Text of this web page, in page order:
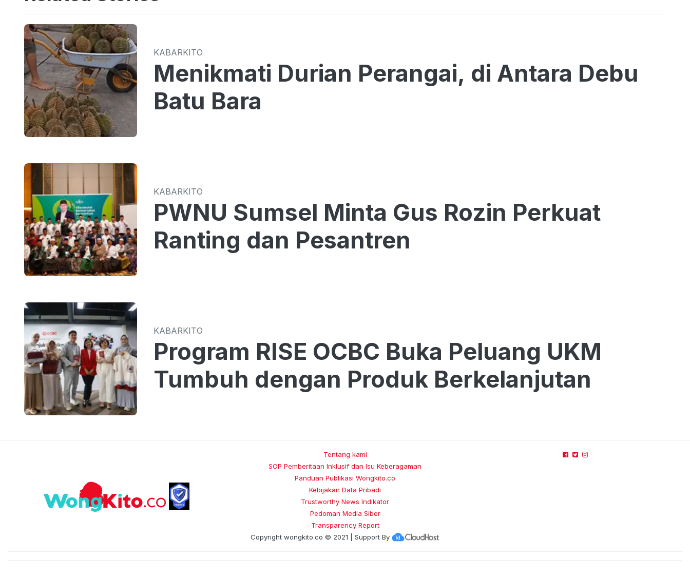
KABARKITO
Menikmati Durian Perangai, di Antara Debu
Batu Bara
KABARKITO
PWNU Sumsel Minta Gus Rozin Perkuat
Ranting dan Pesantren
KABARKITO
Program RISE OCBC Buka Peluang UKM
Tumbuh dengan Produk Berkelanjutan
Tentang kami
SOP Pemberitaan Inklusif dan Isu Keberagaman
Panduan Publikasi Wongkito.co
Kebijakan Data Pribadi
Trustworthy News Indikator
Pedoman Media Siber
Transparency Report
Copyright wongkito.co © 2021 | Support By